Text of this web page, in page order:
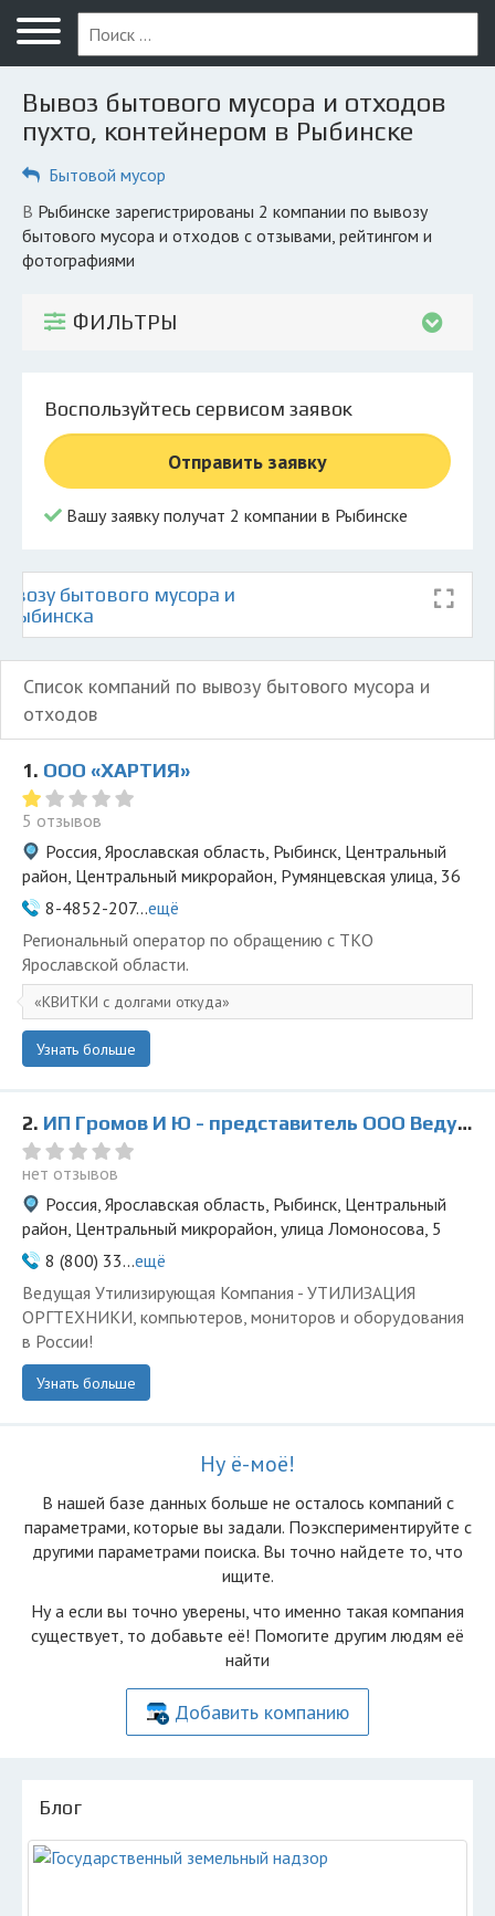
Меню
Главная
Вопрос юристу
Компании
КОМПАНИЯМ
© 2026 Все права защищены
Вывоз бытового мусора и отходов
пухто, контейнером в Рыбинске
Бытовой мусор
в Рыбинске зарегистрированы 2 компании по вывозу
бытового мусора и отходов с отзывами, рейтингом и
фотографиями
ФИЛЬТРЫ
Воспользуйтесь сервисом заявок
Отправить заявку
Вашу заявку получат 2 компании в Рыбинске
бытового мусора и
Рыбинска
Список компаний по вывозу бытового мусора и
отходов
1. ООО «ХАРТИЯ»
5 отзывов
Россия, Ярославская область, Рыбинск, Центральный
район, Центральный микрорайон, Румянцевская улица, 36
8-4852-207...ещё
Региональный оператор по обращению с ТКО
Ярославской области.
КВИТКИ с долгами откуда
Узнать больше
2. ИП Громов И Ю - представитель ООО Ведущая Утилизирующая Компания
нет отзывов
Россия, Ярославская область, Рыбинск, Центральный
район, Центральный микрорайон, улица Ломоносова, 5
8 (800) 33...ещё
Ведущая Утилизирующая Компания - УТИЛИЗАЦИЯ
ОРГТЕХНИКИ, компьютеров, мониторов и оборудования
в России!
Узнать больше
Ну ё-моё!
В нашей базе данных больше не осталоcь компаний с
параметрами, которые вы задали. Поэкспериментируйте с
другими параметрами поиска. Вы точно найдете то, что
ищите.
Ну а если вы точно уверены, что именно такая компания
существует, то добавьте её! Помогите другим людям её
найти
Добавить компанию
Блог